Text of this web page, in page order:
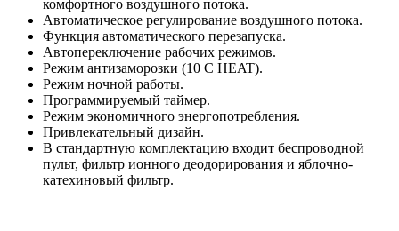
комфортного воздушного потока.
Автоматическое регулирование воздушного потока.
Функция автоматического перезапуска.
Автопереключение рабочих режимов.
Режим антизаморозки (10 С HEAT).
Режим ночной работы.
Программируемый таймер.
Режим экономичного энергопотребления.
Привлекательный дизайн.
В стандартную комплектацию входит беспроводной
пульт, фильтр ионного деодорирования и яблочно-
катехиновый фильтр.